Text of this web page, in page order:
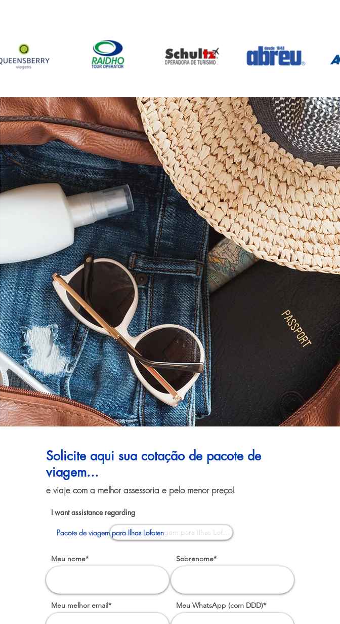
Solicite aqui sua cotação de pacote de
viagem...
e viaje com a melhor assessoria e pelo menor preço!
I want assistance regarding
Pacote de viagem para Ilhas Lofoten
Meu nome* Sobrenome*
Meu melhor email* Meu WhatsApp (com DDD)*